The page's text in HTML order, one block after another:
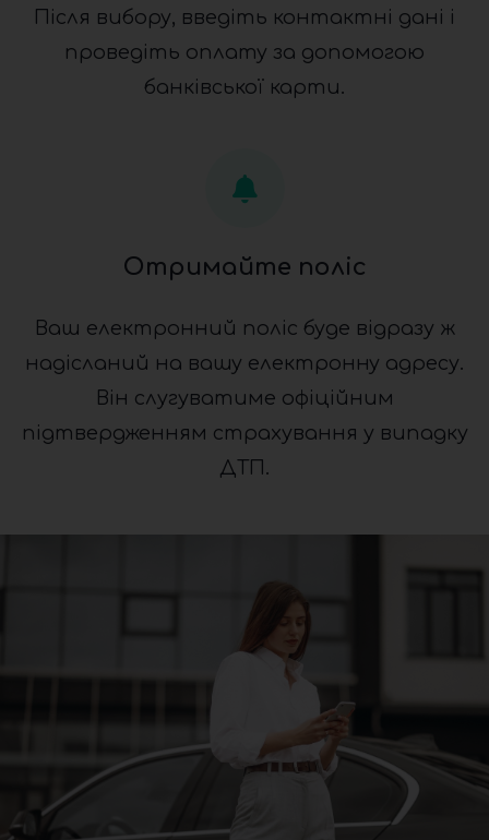
Після вибору, введіть контактні дані і
проведіть оплату за допомогою
банківської карти.
Отримайте поліс
Ваш електронний поліс буде відразу ж
надісланий на вашу електронну адресу.
Він слугуватиме офіційним
підтвердженням страхування у випадку
ДТП.